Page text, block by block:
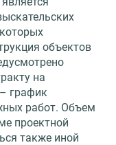
объектов
на
график
работ. Объем
проектной
также иной